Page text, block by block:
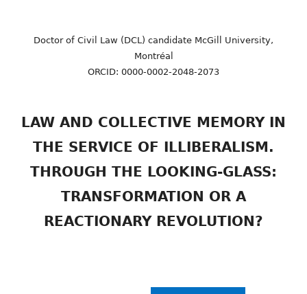
Doctor of Civil Law (DCL) candidate McGill University,
Montréal
ORCID: 0000-0002-2048-2073
LAW AND COLLECTIVE MEMORY IN
THE SERVICE OF ILLIBERALISM.
THROUGH THE LOOKING-GLASS:
TRANSFORMATION OR A
REACTIONARY REVOLUTION?